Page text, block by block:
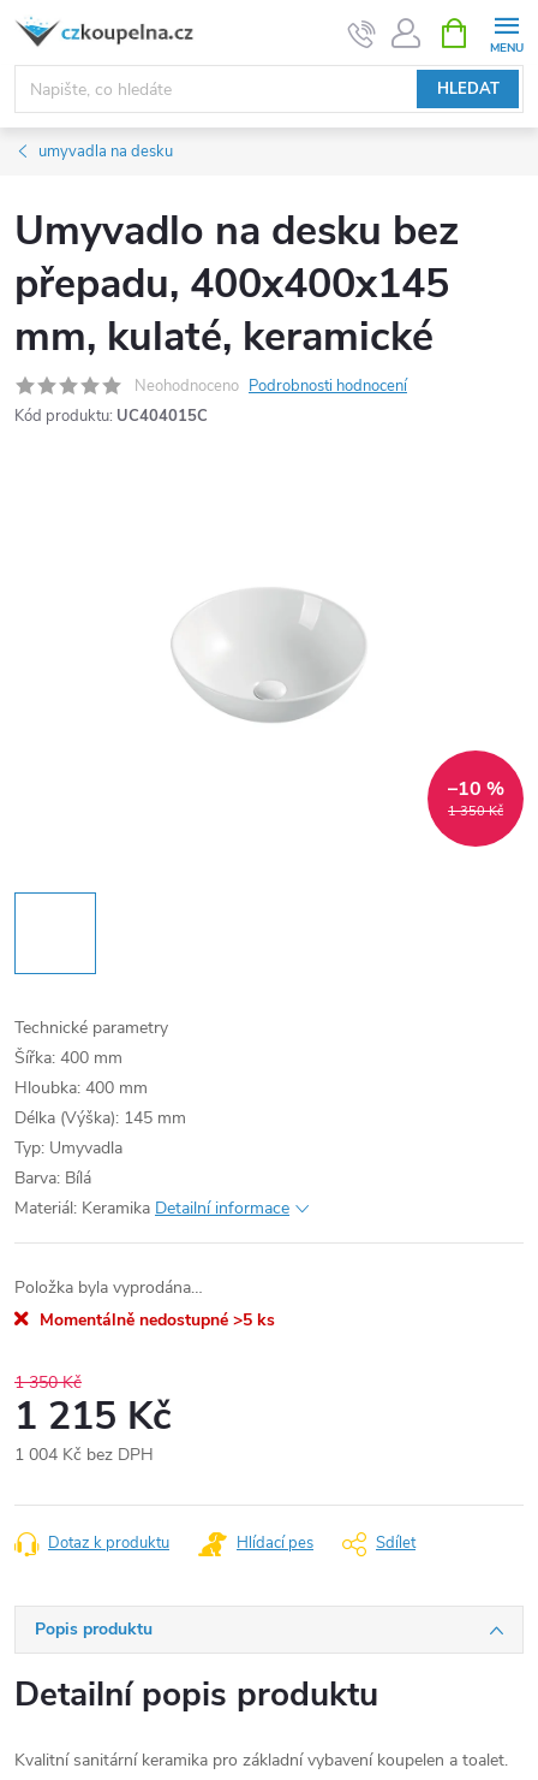
Přejít
obsah
HLEDAT
NÁKUPNÍ
KOŠÍK
umyvadla na desku
Umyvadlo na desku bez
přepadu, 400x400x145
mm, kulaté, keramické
Neohodnoceno Podrobnosti hodnocení
Kód produktu: UC404015C
1 350 Kč
–10 %
Technické parametry
Šířka: 400 mm
Hloubka: 400 mm
Délka (Výška): 145 mm
Typ: Umyvadla
Barva: Bílá
Materiál: Keramika Detailní informace
Položka byla vyprodána…
Momentálně nedostupné >5 ks
1 350 Kč
1 215 Kč
1 004 Kč bez DPH
cena:
Dotaz k produktu Hlídací pes Sdílet
Popis produktu
Detailní popis produktu
Kvalitní sanitární keramika pro základní vybavení koupelen a toalet.